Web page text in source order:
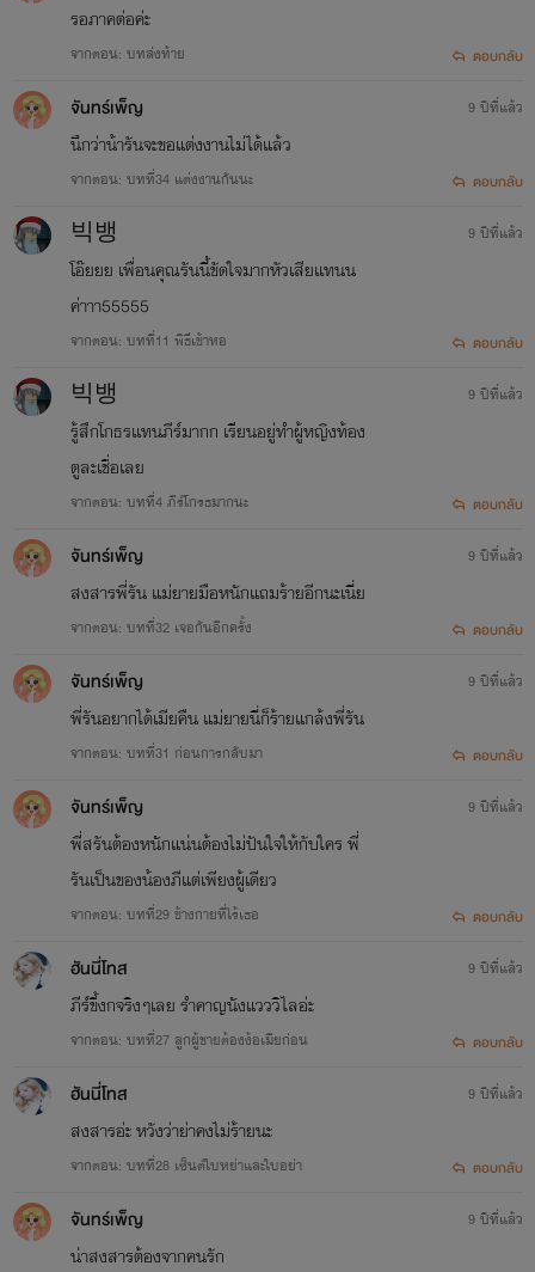
รอภาคต่อค่ะ
จากตอน: บทส่งท้าย ตอบกลับ
จันทร์เพ็ญ
นึกว่าน้ารันจะขอแต่งงานไม่ได้แล้ว
จากตอน: บทที่34 แต่งงานกันนะ
9 ปีที่แล้ว
ตอบกลับ
빅뱅
โอ๊ยยย เพื่อนคุณรันนี้ขัดใจมากหัวเสียเเทนน
ค่าาา55555
จากตอน: บทที่11 พิธีเข้าหอ
9 ปีที่แล้ว
ตอบกลับ
빅뱅
รู้สึกโกธรเเทนภีร์มากก เรียนอยู่ทำผู้หญิงท้อง
ตูละเชื่อเลย
จากตอน: บทที่4 ภีร์โกรธมากนะ
9 ปีที่แล้ว
ตอบกลับ
จันทร์เพ็ญ
สงสารพี่รัน แม่ยายมือหนักแถมร้ายอีกนะเนี่ย
จากตอน: บทที่32 เจอกันอีกครั้ง
9 ปีที่แล้ว
ตอบกลับ
จันทร์เพ็ญ
พี่รันอยากได้เมียคืน แม่ยายนี่ก็ร้ายแกล้งพี่รัน
จากตอน: บทที่31 ก่อนการกลับมา
9 ปีที่แล้ว
ตอบกลับ
จันทร์เพ็ญ
พี่สรันต้องหนักแน่นต้องไม่ปันใจให้กับใคร พี่
รันเป็นของน้องภีแต่เพียงผู้เดียว
จากตอน: บทที่29 ข้างกายที่ไร้เธอ
9 ปีที่แล้ว
ตอบกลับ
ฮันนี่โทส
ภีร์ขี้งกจริงๆเลย รำคาญนังแวววิไลอ่ะ
จากตอน: บทที่27 ลูกผู้ชายต้องง้อเมียก่อน
9 ปีที่แล้ว
ตอบกลับ
ฮันนี่โทส
สงสารอ่ะ หวังว่าย่าคงไม่ร้ายนะ
จากตอน: บทที่28 เซ็นต์ใบหย่าและใบอย่า
9 ปีที่แล้ว
ตอบกลับ
จันทร์เพ็ญ
น่าสงสารต้องจากคนรัก
9 ปีที่แล้ว